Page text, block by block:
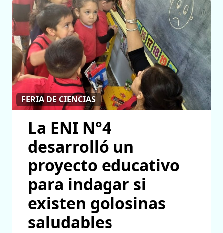
FERIA DE CIENCIAS
La ENI N°4
desarrolló un
proyecto educativo
para indagar si
existen golosinas
saludables